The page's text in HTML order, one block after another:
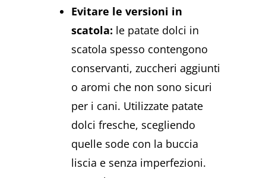
Evitare le versioni in
scatola: le patate dolci in
scatola spesso contengono
conservanti, zuccheri aggiunti
o aromi che non sono sicuri
per i cani. Utilizzate patate
dolci fresche, scegliendo
quelle sode con la buccia
liscia e senza imperfezioni.